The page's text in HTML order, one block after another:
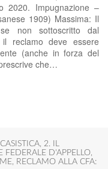
2020. Impugnazione –
1909) Massima: Il
non sottoscritto dal
reclamo deve essere
(anche in forza del
che…
, 2. IL
FEDERALE D'APPELLO,
, RECLAMO ALLA CFA: